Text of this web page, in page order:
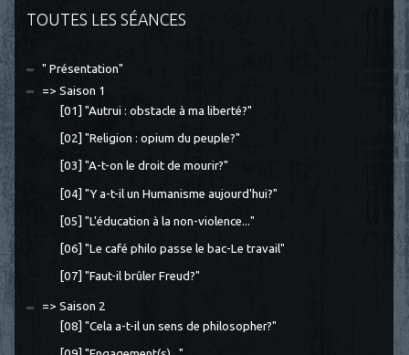
TOUTES LES SÉANCES
" Présentation"
=> Saison 1
[01] "Autrui : obstacle à ma liberté?"
[02] "Religion : opium du peuple?"
[03] "A-t-on le droit de mourir?"
[04] "Y a-t-il un Humanisme aujourd'hui?"
[05] "L'éducation à la non-violence..."
[06] "Le café philo passe le bac-Le travail"
[07] "Faut-il brûler Freud?"
=> Saison 2
[08] "Cela a-t-il un sens de philosopher?"